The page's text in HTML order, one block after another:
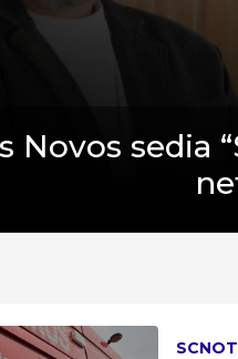
Novos sedia